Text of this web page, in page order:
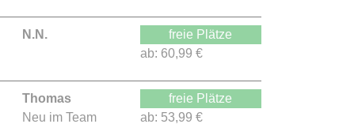
N.N.
freie Plätze
ab: 60,99 €
Thomas
Neu im Team
freie Plätze
ab: 53,99 €